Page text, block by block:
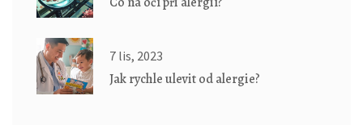
7 lis, 2023
Jak rychle ulevit od alergie?